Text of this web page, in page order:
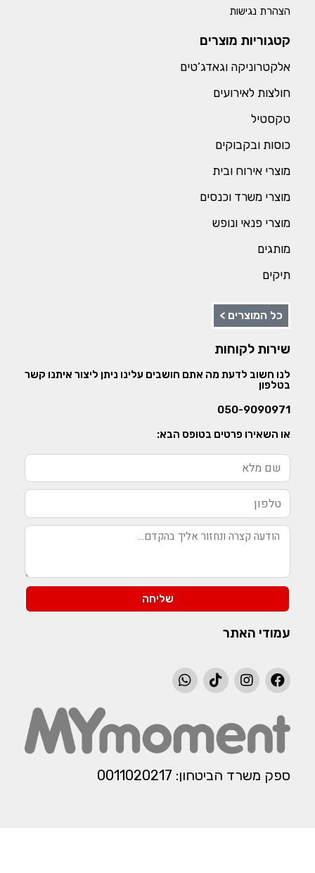
הצהרת נגישות
קטגוריות מוצרים
אלקטרוניקה וגאדג’טים
חולצות לאירועים
טקסטיל
כוסות ובקבוקים
מוצרי אירוח ובית
מוצרי משרד וכנסים
מוצרי פנאי ונופש
מותגים
תיקים
כל המוצרים >
שירות לקוחות
לנו חשוב לדעת מה אתם חושבים עלינו ניתן ליצור איתנו קשר
בטלפון
050-9090971
או השאירו פרטים בטופס הבא:
שליחה
עמודי האתר
ספק משרד הביטחון: 0011020217​​